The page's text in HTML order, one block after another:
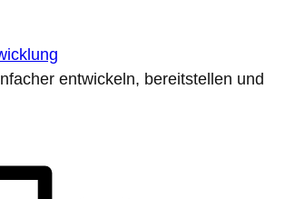
entwickeln, bereitstellen und